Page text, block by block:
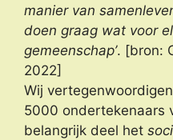
manier van
doen graag wat voor
gemeenschap’. [bron:
2022]
Wij
5000 ondertekenaars
belangrijk deel het